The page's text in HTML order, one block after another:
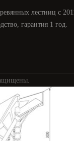
лестниц с
гарантия 1 год.